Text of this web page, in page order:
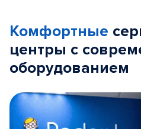
Комфортные
центры с
оборудованием